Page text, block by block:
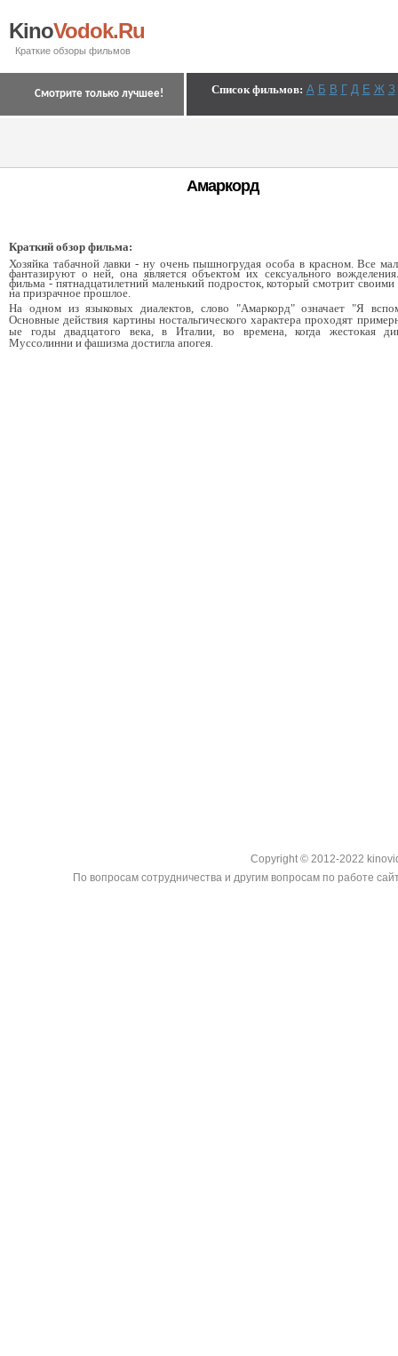
KinoVodok.Ru
Краткие обзоры фильмов
Список фильмов: А Б В Г Д Е Ж З
Смотрите только лучшее!
Амаркорд
Краткий обзор фильма:
Хозяйка табачной лавки - ну очень пышногрудая особа в красном. Все
фантазируют о ней, она является объектом их сексуального
фильма - пятнадцатилетний маленький подросток, который смотрит своими
на призрачное прошлое.
На одном из языковых диалектов, слово "Амаркорд" означает "Я
Основные действия картины ностальгического характера проходят
ые годы двадцатого века, в Италии, во времена, когда жестокая
Муссолинни и фашизма достигла апогея.
Copyright © 2012-2022
По вопросам сотрудничества и другим вопросам по работе